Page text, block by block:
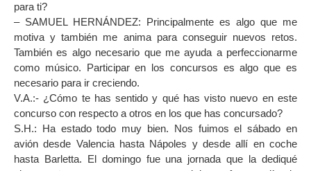
para ti?
– SAMUEL HERNÁNDEZ: Principalmente es algo que me
motiva y también me anima para conseguir nuevos retos.
También es algo necesario que me ayuda a perfeccionarme
como músico. Participar en los concursos es algo que es
necesario para ir creciendo.
V.A.:- ¿Cómo te has sentido y qué has visto nuevo en este
concurso con respecto a otros en los que has concursado?
S.H.: Ha estado todo muy bien. Nos fuimos el sábado en
avión desde Valencia hasta Nápoles y desde allí en coche
hasta Barletta. El domingo fue una jornada que la dediqué